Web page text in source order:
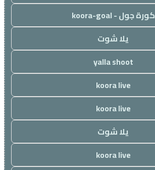
كورة جول - koora-goal
يلا شوت
yalla shoot
koora live
koora live
يلا شوت
koora live